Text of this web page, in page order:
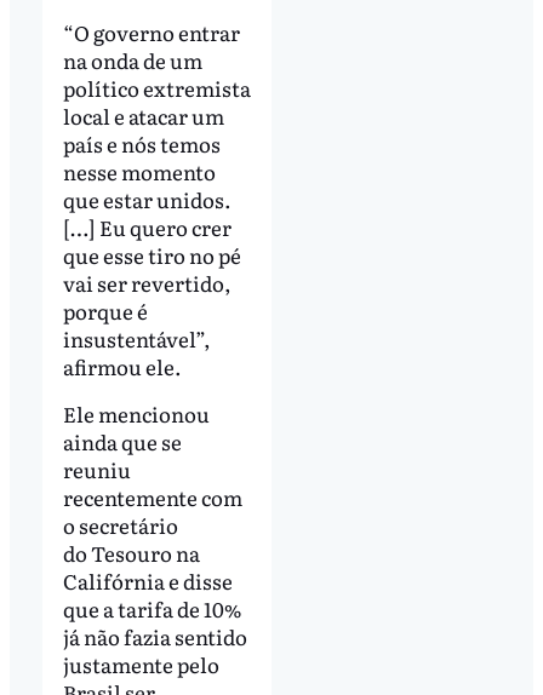
“O governo entrar
na onda de um
político extremista
local e atacar um
país e nós temos
nesse momento
que estar unidos.
[…] Eu quero crer
que esse tiro no pé
vai ser revertido,
porque é
insustentável”,
afirmou ele.
Ele mencionou
ainda que se
reuniu
recentemente com
o secretário
do Tesouro na
Califórnia e disse
que a tarifa de 10%
já não fazia sentido
justamente pelo